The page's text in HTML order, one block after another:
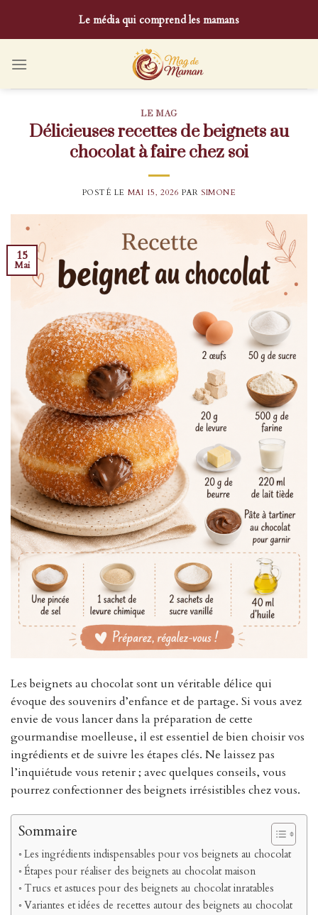
content
Le média qui comprend les mamans
LE MAG
Délicieuses recettes de beignets au
chocolat à faire chez soi
POSTÉ LE MAI 15, 2026 PAR SIMONE
15
Mai
Les beignets au chocolat sont un véritable délice qui
évoque des souvenirs d’enfance et de partage. Si vous avez
envie de vous lancer dans la préparation de cette
gourmandise moelleuse, il est essentiel de bien choisir vos
ingrédients et de suivre les étapes clés. Ne laissez pas
l’inquiétude vous retenir ; avec quelques conseils, vous
pourrez confectionner des beignets irrésistibles chez vous.
Sommaire
Les ingrédients indispensables pour vos beignets au chocolat
Étapes pour réaliser des beignets au chocolat maison
Trucs et astuces pour des beignets au chocolat inratables
Variantes et idées de recettes autour des beignets au chocolat